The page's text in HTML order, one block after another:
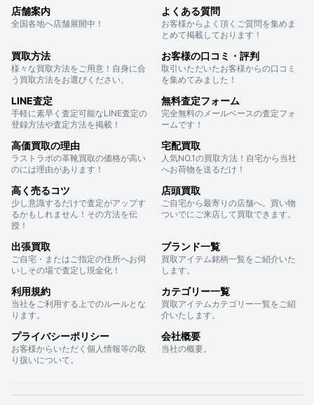
店舗案内
全国各地へ店舗展開中！
よくある質問
お客様からよく頂くご質問を集めま
とめて掲載しております！
買取方法
様々な買取方法をご用意！自身に合
う買取方法をお選びください。
お客様の口コミ・評判
取引いただいたお客様からの口コミ
を集めてみました！
LINE査定
手軽に素早く査定可能なLINE査定の
登録方法や査定方法を掲載！
無料査定フォーム
完全無料のメールベースの査定フォ
ームです！
高価買取の理由
ラストラボの革靴買取の価格が高い
のには理由があります！
宅配買取
人気NO.1の買取方法！自宅から当社
へお荷物を送るだけ！
高く売るコツ
少し意識するだけで査定がアップす
るかもしれません！その方法を伝
授！
店頭買取
ご自宅から最寄りの店舗へ。買い物
ついでにご来店して買取できます。
出張買取
ご自宅・またはご指定の住所へお伺
いしその場で査定し現金化！
ブランド一覧
買取アイテム銘柄一覧をご紹介いた
します。
利用規約
当社をご利用する上でのルールとな
ります。
カテゴリー一覧
買取アイテムカテゴリー一覧をご紹
介いたします。
プライバシーポリシー
お客様からいただく個人情報等の取
り扱いについて。
会社概要
当社の概要。